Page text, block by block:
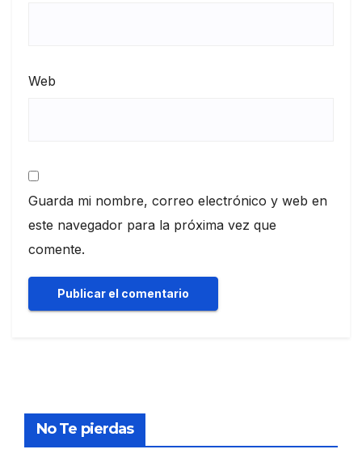
Web
Guarda mi nombre, correo electrónico y web en
este navegador para la próxima vez que
comente.
No Te pierdas